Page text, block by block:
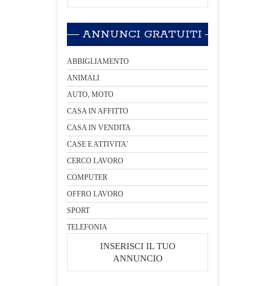
ANNUNCI GRATUITI
ABBIGLIAMENTO
ANIMALI
AUTO, MOTO
CASA IN AFFITTO
CASA IN VENDITA
CASE E ATTIVITA'
CERCO LAVORO
COMPUTER
OFFRO LAVORO
SPORT
TELEFONIA
INSERISCI IL TUO
ANNUNCIO